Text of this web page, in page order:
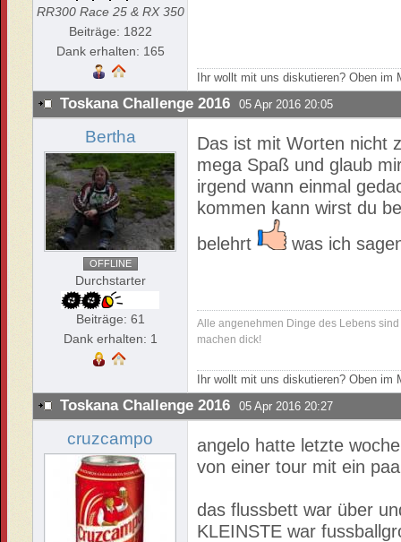
RR300 Race 25 & RX 350
Beiträge: 1822
Dank erhalten: 165
Ihr wollt mit uns diskutieren? Oben
Toskana Challenge 2016 05 Apr 2016 20:05
Bertha
OFFLINE
Durchstarter
Beiträge: 61
Dank erhalten: 1
Das ist mit Worten nicht
mega Spaß und glaub
irgend wann einmal
kommen kann wirst du
belehrt
was ich
Alle angenehmen Dinge des Lebens
machen dick!
Ihr wollt mit uns diskutieren? Oben
Toskana Challenge 2016 05 Apr 2016 20:27
cruzcampo
angelo hatte letzte
von einer tour mit ein
das flussbett war über
KLEINSTE war